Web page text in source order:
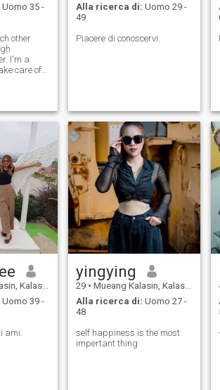
Uomo 35 -
other
I'm a
care of
Alla ricerca di: Uomo 29 -
49
Piacere di conoscervi.
Thailandia
Uomo 39 -
ami.
yingying
29 • Mueang Kalasin, Kalasin, Thailandia
Alla ricerca di: Uomo 27 -
48
self happiness is the most
impertant thing